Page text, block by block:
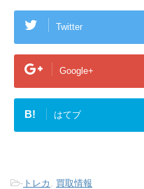
Twitter
Google+
B! はてブ
- トレカ 買取情報